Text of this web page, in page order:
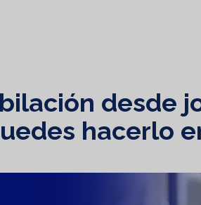
desde
hacerlo